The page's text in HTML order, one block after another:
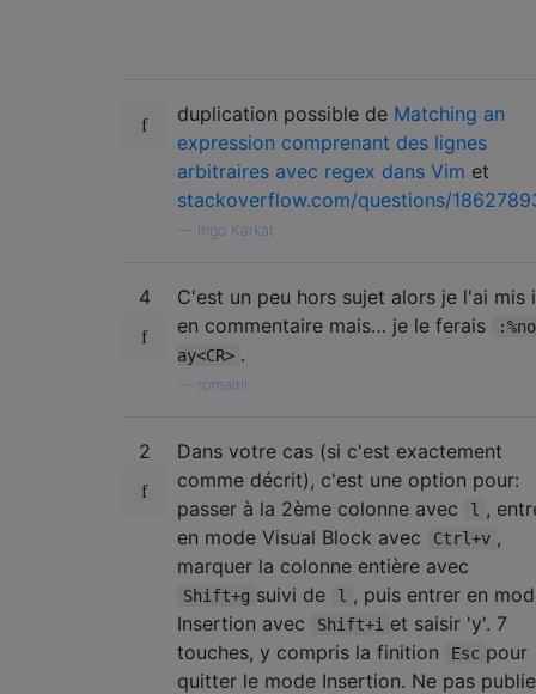
duplication possible de Matching an
expression comprenant des lignes
arbitraires avec regex dans Vim et
stackoverflow.com/questions/
Ingo Karkat
4
C'est un peu hors sujet alors je l'ai mis
en commentaire mais… je le ferais
ay<CR> .
romainl
2
Dans votre cas (si c'est exactement
comme décrit), c'est une option pour:
passer à la 2ème colonne avec
l ,
en mode Visual Block avec
Ctrl+v ,
marquer la colonne entière avec
Shift+g suivi de l , puis entrer en
Insertion avec
Shift+i et saisir 'y'. 7
touches, y compris la finition
Esc pour
quitter le mode Insertion. Ne pas